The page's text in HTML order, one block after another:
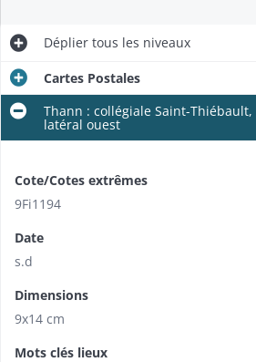
Déplier tous les niveaux
Cartes Postales
Thann : collégiale Saint-
latéral ouest
Cote/Cotes extrêmes
9Fi1194
Date
s.d
Dimensions
9x14 cm
Mots clés lieux